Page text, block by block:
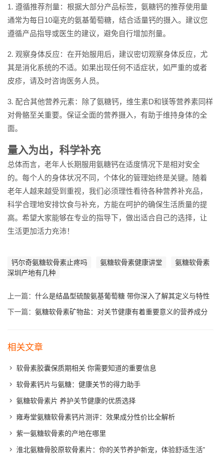
1. 遵循推荐剂量：根据大部分产品标签，氨糖钙的推荐使用量
通常为每日10毫克的氨基葡萄糖，结合适量钙的摄入。建议您
遵循产品指导或医生的建议，避免自行增加剂量。
2. 观察身体反应：在开始服用后，建议密切观察身体反应，尤
其是消化系统的不适。如果出现任何不适症状，如严重的或者
皮疹，请及时咨询医务人员。
3. 配合其他营养元素：除了氨糖钙，维生素D和镁等营养素同样
对骨骼至关重要。保证全面的营养摄入，有助于维持身体的全
面。
量入为出，科学补充
总体而言，老年人长期服用氨糖钙在适度情况下是相对安全
的。每个人的身体状况不同，个体化的管理始终是关键。随着
老年人越来越受到重视，我们必须理性看待各种营养补充品，
科学合理地安排饮食与补充，方能在呵护的确保生活质量的提
高。希望大家能够在专业的指导下，做出适合自己的选择，让
生活更加活力充沛！
钙尔奇氨糖软骨素止疼吗 氨糖软骨素健康讲堂
氨糖软骨素
深圳产地有几种
上一篇： 什么是结晶型硫酸氨基葡萄糖 带你深入了解其定义与特性
下一篇： 氨糖软骨素矿物盐：对关节健康有着重要意义的营养成分
相关文章
软骨素胶囊保质期相关 你需要知道的重要信息
软骨素钙片与氨糖：健康关节的得力助手
氨糖软骨素片 养护关节健康的优质选择
雍寿堂氨糖软骨素钙片测评：效果成分性价比全解析
紫一氨糖软骨素的产地在哪里
淮北氨糖骨胶原软骨素片：你的关节养护新宠，体验舒适生活”